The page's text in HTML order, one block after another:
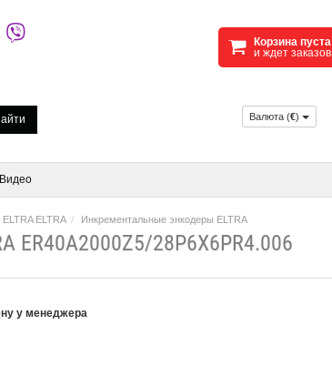
Корзина пуста
и ждет заказов
Валюта (€)
Видео
ELTRA Инкрементальные энкодеры ELTRA
28P6X6PR4.006
у менеджера